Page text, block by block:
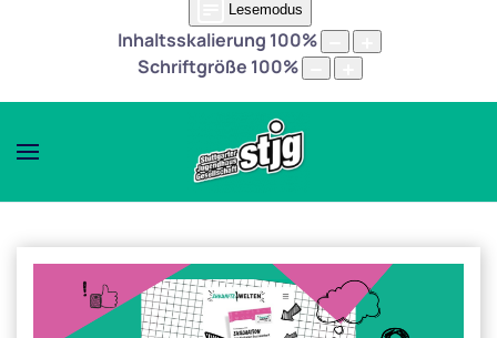
Lesemodus
Inhaltsskalierung 100%
Schriftgröße 100%